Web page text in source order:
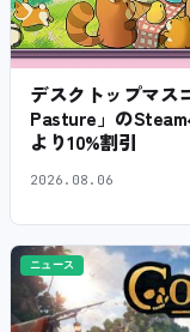
デスクトップマス
Pasture」の
より10%割引
2026.08.06
ニュース